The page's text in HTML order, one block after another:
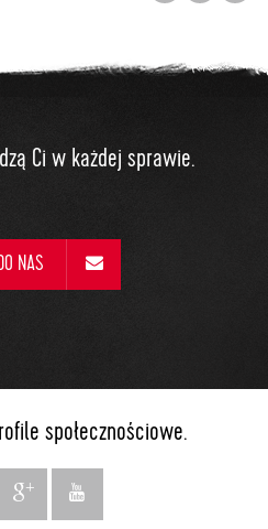
Ci w każdej sprawie.
NAS
społecznościowe.